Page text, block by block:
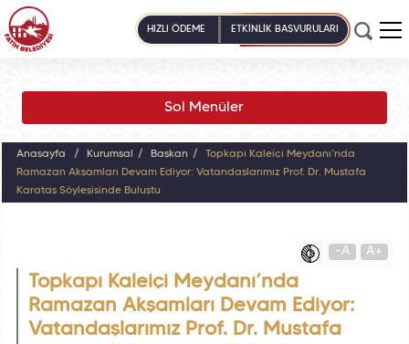
HIZLI ÖDEME ETKİNLİK BAŞVURULARI
Sol Menüler
Anasayfa Kurumsal Başkan
Topkapı Kaleiçi Meydanı’nda
Ramazan Akşamları Devam Ediyor: Vatandaşlarımız Prof. Dr. Mustafa
Karataş Söyleşisinde Buluştu
-A A+
Topkapı Kaleiçi Meydanı’nda
Ramazan Akşamları Devam Ediyor:
Vatandaşlarımız Prof. Dr. Mustafa